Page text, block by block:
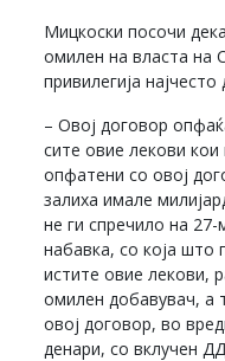
Мицкоски посочи
омилен на власта на
привилегија
– Овој договор
сите овие лекови
опфатени со овој
залиха имале
не ги спречило на
набавка, со која што
истите овие лекови,
омилен добавувач, а
овој договор, во
денари, со вклучен